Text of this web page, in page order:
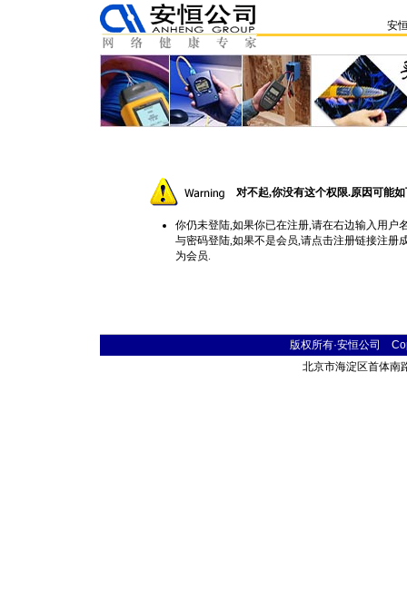
安
对不起,你没有这个权限.原因可能如
你仍未登陆,如果你已在注册,请在右边输入用户
与密码登陆,如果不是会员,请点击注册链接注册
为会员.
版权所有·安恒公司
北京市海淀区首体南路9号